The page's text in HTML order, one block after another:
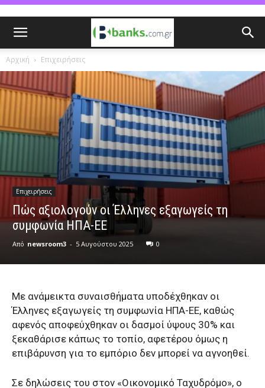
Αρχική Επιχειρήσεις
Επιχειρήσεις
Πώς αξιολογούν οι Έλληνες εξαγωγείς τη
συμφωνία ΗΠΑ-ΕΕ
Από newsroom3 - 5 Αυγούστου 2025 0
Με ανάμεικτα συναισθήματα υποδέχθηκαν οι
Έλληνες εξαγωγείς τη συμφωνία ΗΠΑ-ΕΕ, καθώς
αφενός αποφεύχθηκαν οι δασμοί ύψους 30% και
ξεκαθάρισε κάπως το τοπίο, αφετέρου όμως η
επιβάρυνση για το εμπόριο δεν μπορεί να αγνοηθεί.
Σε δηλώσεις του στον «Οικονομικό Ταχυδρόμο», ο